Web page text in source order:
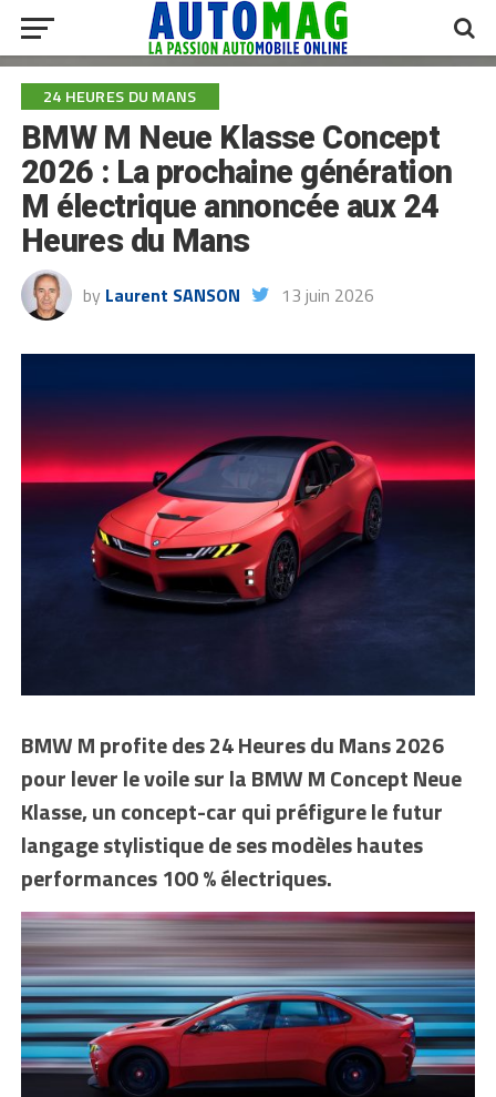
24 HEURES DU MANS
BMW M Neue Klasse Concept
2026 : La prochaine génération
M électrique annoncée aux 24
Heures du Mans
by Laurent SANSON 13 juin 2026
BMW M profite des 24 Heures du Mans 2026
pour lever le voile sur la BMW M Concept Neue
Klasse, un concept-car qui préfigure le futur
langage stylistique de ses modèles hautes
performances 100 % électriques.